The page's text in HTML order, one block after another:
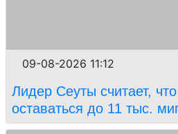
09-08-2026 11:12
Лидер Сеуты считает,
оставаться до 11 тыс.